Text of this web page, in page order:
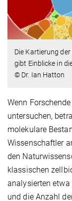
Die Kartierung
gibt Einblicke in
© Dr. Ian Hatton
Wenn
untersuchen,
molekulare
Wissenschaftler
den
klassischen
analysierten etwa
und die Anzahl